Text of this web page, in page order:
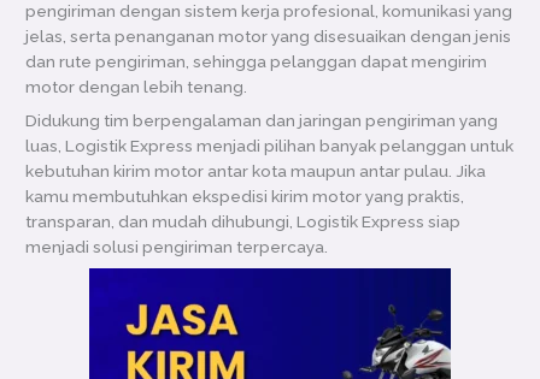
pengiriman dengan sistem kerja profesional, komunikasi yang
jelas, serta penanganan motor yang disesuaikan dengan jenis
dan rute pengiriman, sehingga pelanggan dapat mengirim
motor dengan lebih tenang.
Didukung tim berpengalaman dan jaringan pengiriman yang
luas, Logistik Express menjadi pilihan banyak pelanggan untuk
kebutuhan kirim motor antar kota maupun antar pulau. Jika
kamu membutuhkan ekspedisi kirim motor yang praktis,
transparan, dan mudah dihubungi, Logistik Express siap
menjadi solusi pengiriman terpercaya.